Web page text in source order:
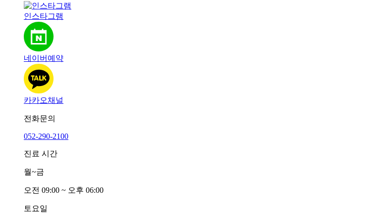
인스타그램
네이버예약
카카오채널
전화문의
052-290-2100
진료 시간
월~금
오전 09:00 ~ 오후 06:00
토요일